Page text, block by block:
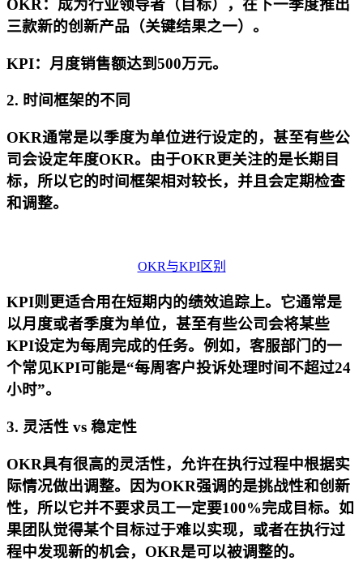
OKR：成为行业领导者（目标），在下一季度推出
三款新的创新产品（关键结果之一）。
KPI：月度销售额达到500万元。
2. 时间框架的不同
OKR通常是以季度为单位进行设定的，甚至有些公
司会设定年度OKR。由于OKR更关注的是长期目
标，所以它的时间框架相对较长，并且会定期检查
和调整。
OKR与KPI区别
KPI则更适合用在短期内的绩效追踪上。它通常是
以月度或者季度为单位，甚至有些公司会将某些
KPI设定为每周完成的任务。例如，客服部门的一
个常见KPI可能是“每周客户投诉处理时间不超过24
小时”。
3. 灵活性 vs 稳定性
OKR具有很高的灵活性，允许在执行过程中根据实
际情况做出调整。因为OKR强调的是挑战性和创新
性，所以它并不要求员工一定要100%完成目标。如
果团队觉得某个目标过于难以实现，或者在执行过
程中发现新的机会，OKR是可以被调整的。